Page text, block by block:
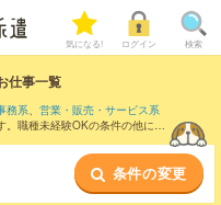
気になる! ログイン 検索
仕事一覧
務系、 営業・販売・サービス系
。職種未経験OKの条件の他に、
条件の変更